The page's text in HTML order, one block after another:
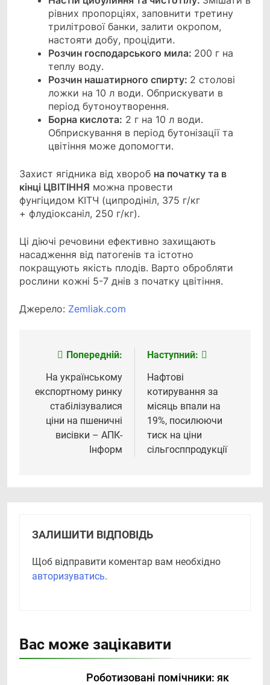
рівних пропорціях, заповнити третину
трилітрової банки, залити окропом,
настояти добу, процідити.
Розчин господарського мила: 200 г на
теплу воду.
Розчин нашатирного спирту: 2 столові
ложки на 10 л води. Обприскувати в
період бутоноутворення.
Борна кислота: 2 г на 10 л води.
Обприскування в період бутонізації та
цвітіння може допомогти.
Захист ягідника від хвороб на початку та в
кінці ЦВІТІННЯ можна провести
фунгіцидом KITЧ (ципродініл, 375 г/кг
+ флудіоксаніл, 250 г/кг).
Ці діючі речовини ефективно захищають
насадження від патогенів та істотно
покращують якість плодів. Варто обробляти
рослини кожні 5-7 днів з початку цвітіння.
Джерело: Zemliak.com
Навігація
записів
Попередній:
На українському
експортному ринку
стабілізувалися
ціни на пшеничні
висівки – АПК-
Інформ
Наступний:
Нафтові
котирування за
місяць впали на
19%, посилюючи
тиск на ціни
сільгосппродукції
ЗАЛИШИТИ ВІДПОВІДЬ
Щоб відправити коментар вам необхідно
авторизуватись.
Вас може зацікавити
Роботизовані помічники: як